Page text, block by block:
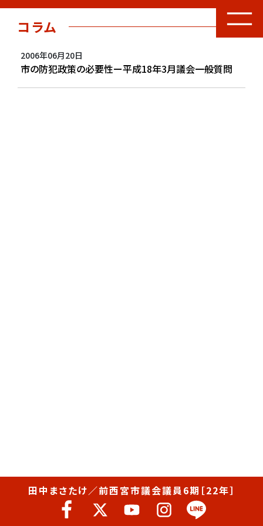
コラム
2006年06月20日
市の防犯政策の必要性ー平成18年3月議会一般質問
田中まさたけ／前西宮市議会議員6期［22年］